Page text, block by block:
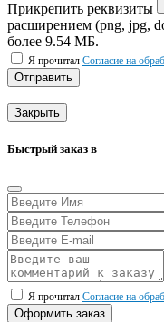
Прикрепить реквизиты
расширением (png, jpg,
более 9.54 МБ.
Я прочитал Согласие на
Отправить
Закрыть
Быстрый заказ в
Я прочитал Согласие на
Оформить заказ